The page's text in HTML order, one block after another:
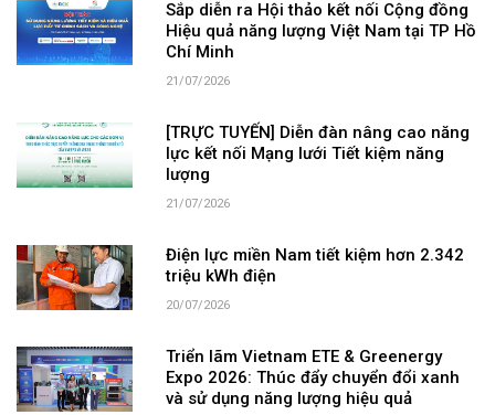
Sắp diễn ra Hội thảo kết nối Cộng đồng
Hiệu quả năng lượng Việt Nam tại TP Hồ
Chí Minh
21/07/2026
[TRỰC TUYẾN] Diễn đàn nâng cao năng
lực kết nối Mạng lưới Tiết kiệm năng
lượng
21/07/2026
Điện lực miền Nam tiết kiệm hơn 2.342
triệu kWh điện
20/07/2026
Triển lãm Vietnam ETE & Greenergy
Expo 2026: Thúc đẩy chuyển đổi xanh
và sử dụng năng lượng hiệu quả